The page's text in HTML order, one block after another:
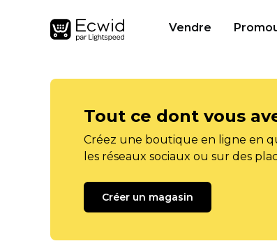
Vendre
Tout ce dont vous
Créez une boutique en ligne en
les réseaux sociaux ou sur des
Créer un magasin